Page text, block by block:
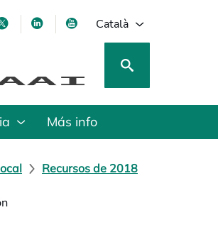
tab
opens in a new tab
opens in a new tab
opens in a new tab
Català
Más info
Recursos de 2018